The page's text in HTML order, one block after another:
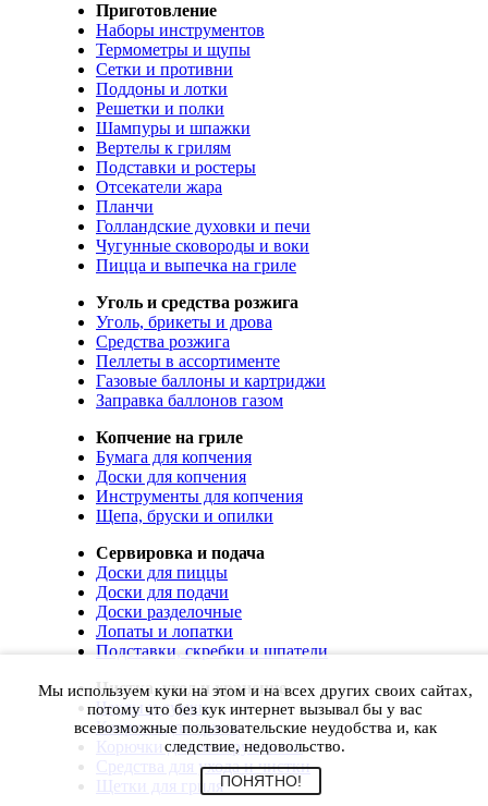
Приготовление
Наборы инструментов
Термометры и щупы
Сетки и противни
Поддоны и лотки
Решетки и полки
Шампуры и шпажки
Вертелы к грилям
Подставки и ростеры
Отсекатели жара
Планчи
Голландские духовки и печи
Чугунные сковороды и воки
Пицца и выпечка на гриле
Уголь и средства розжига
Уголь, брикеты и дрова
Средства розжига
Пеллеты в ассортименте
Газовые баллоны и картриджи
Заправка баллонов газом
Копчение на гриле
Бумага для копчения
Доски для копчения
Инструменты для копчения
Щепа, бруски и опилки
Сервировка и подача
Доски для пиццы
Доски для подачи
Доски разделочные
Лопаты и лопатки
Подставки, скребки и шпатели
Чистка, уход и хранение
Чехлы и сумки
Коврики для гриля
Корючки для инструментов
Средства для ухода и чистки
Щетки для гриля
Мы используем куки на этом и на всех других своих сайтах,
потому что без кук интернет вызывал бы у вас
всевозможные пользовательские неудобства и, как
следствие, недовольство.
ПОНЯТНО!